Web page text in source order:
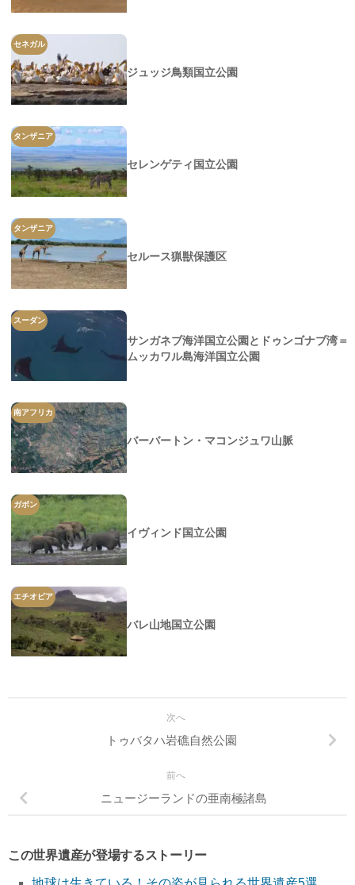
セネガル
ジュッジ鳥類国立公園
タンザニア
セレンゲティ国立公園
タンザニア
セルース猟獣保護区
スーダン
サンガネブ海洋国立公園とドゥンゴナブ湾＝
ムッカワル島海洋国立公園
南アフリカ
バーバートン・マコンジュワ山脈
ガボン
イヴィンド国立公園
エチオピア
バレ山地国立公園
次へ
トゥバタハ岩礁自然公園
前へ
ニュージーランドの亜南極諸島
この世界遺産が登場するストーリー